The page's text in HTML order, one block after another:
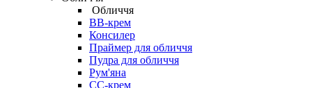
Обличчя
BB-крем
Консилер
Праймер для обличчя
Пудра для обличчя
Рум'яна
СС-крем